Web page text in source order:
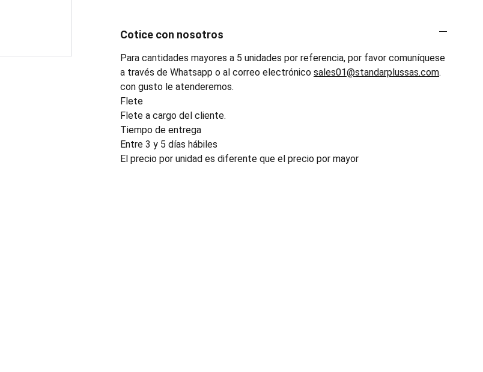
Cotice con nosotros
Para cantidades mayores a 5 unidades por referencia, por favor comuníquese
a través de Whatsapp o al correo electrónico sales01@standarplussas.com.
con gusto le atenderemos.
Flete
Flete a cargo del cliente.
Tiempo de entrega
Entre 3 y 5 días hábiles
El precio por unidad es diferente que el precio por mayor